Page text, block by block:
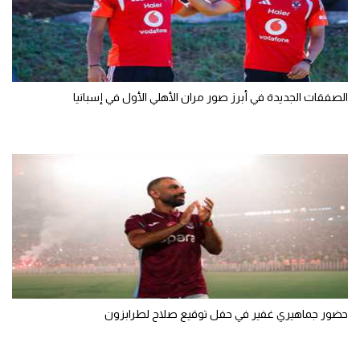
الوطن العربي
في المونديال
رياضة نسائية
أقسام خاصة
Gamers
ميركاتو
تحقيق في الجول
الصفقات الجديدة في أبرز صور مران الأهلي الأول في إسبانيا
حضور جماهيري غفير في حفل توقيع صلاح لطرابزون